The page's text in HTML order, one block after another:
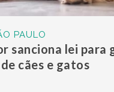
PAULO
sanciona lei para
cães e gatos